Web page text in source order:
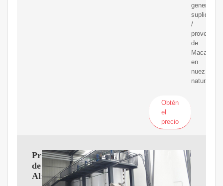
general
suplidores
/
de
en
nuez
natural.
Obtén
el
precio
Proveedores
de
Almendras